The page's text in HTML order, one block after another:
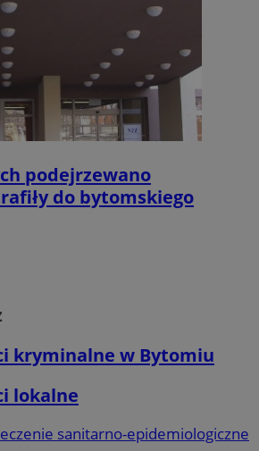
podejrzewano
do bytomskiego
kryminalne w Bytomiu
lokalne
sanitarno-epidemiologiczne